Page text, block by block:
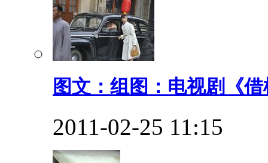
图文：组图：电视剧《
2011-02-25 11:15